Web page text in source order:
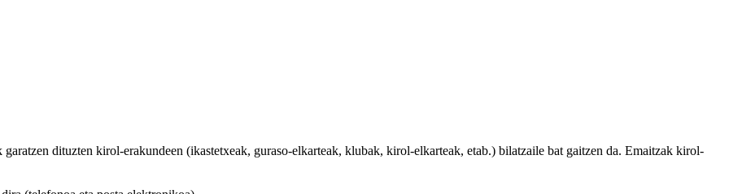
dituzten kirol-erakundeen (ikastetxeak, guraso-elkarteak, klubak, kirol-elkarteak, etab.) bilatzaile bat gaitzen da. Emaitzak kirol-